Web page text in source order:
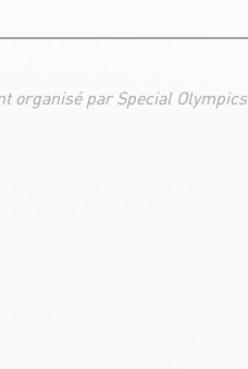
organisé par Special Olympics